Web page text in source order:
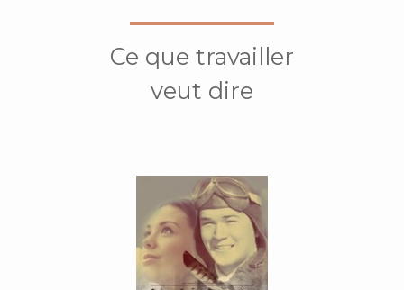
Ce que travailler
veut dire